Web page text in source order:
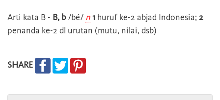
Arti kata B - B, b/bé/ n1 huruf ke-2 abjad Indonesia; 2
penanda ke-2 dl urutan (mutu, nilai, dsb)
SHARE